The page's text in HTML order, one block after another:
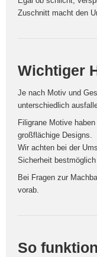
Zuschnitt macht den
Wichtiger
Je nach Motiv und
unterschiedlich
Filigrane Motive
großflächige Designs.
Wir achten bei der
Sicherheit
Bei Fragen zur
vorab.
So